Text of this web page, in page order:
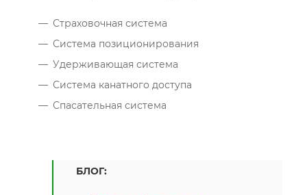
Страховочная система
Система позиционирования
Удерживающая система
Система канатного доступа
Спасательная система
БЛОГ: